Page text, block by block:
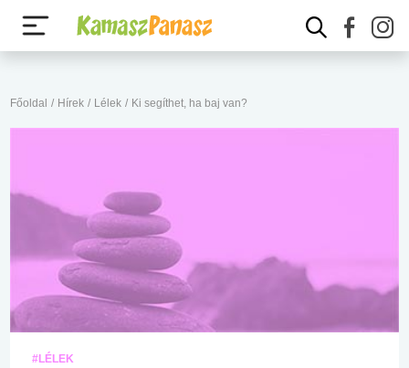
Főoldal / Hírek / Lélek / Ki segíthet, ha baj van?
#LÉLEK